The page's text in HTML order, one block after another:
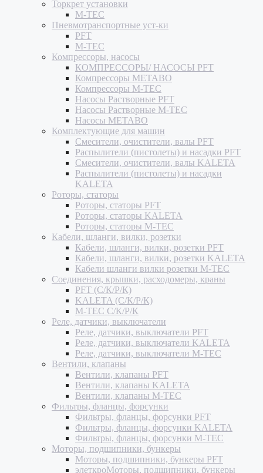
Торкрет установки
M-TEC
Пневмотранспортные уст-ки
PFT
M-TEC
Компрессоры, насосы
КОМПРЕССОРЫ/ НАСОСЫ PFT
Компрессоры METABO
Компрессоры M-TEC
Насосы Растворные PFT
Насосы Растворные M-TEC
Насосы METABO
Комплектующие для машин
Смесители, очистители, валы PFT
Распылители (пистолеты) и насадки PFT
Смесители, очистители, валы KALETA
Распылители (пистолеты) и насадки
KALETA
Роторы, статоры
Роторы, статоры PFT
Роторы, статоры KALETA
Роторы, статоры M-TEC
Кабели, шланги, вилки, розетки
Кабели, шланги, вилки, розетки PFT
Кабели, шланги, вилки, розетки KALETA
Кабели шланги вилки розетки M-TEC
Соединения, крышки, расходомеры, краны
PFT (С/К/Р/К)
KALETA (С/К/Р/К)
M-TEC С/К/Р/К
Реле, датчики, выключатели
Реле, датчики, выключатели PFT
Реле, датчики, выключатели KALETA
Реле, датчики, выключатели M-TEC
Вентили, клапаны
Вентили, клапаны PFT
Вентили, клапаны KALETA
Вентили, клапаны M-TEC
Фильтры, фланцы, форсунки
Фильтры, фланцы, форсунки PFT
Фильтры, фланцы, форсунки KALETA
Фильтры, фланцы, форсунки M-TEC
Моторы, подшипники, бункеры
Моторы, подшипники, бункеры PFT
элеткроМоторы, подшипники, бункеры